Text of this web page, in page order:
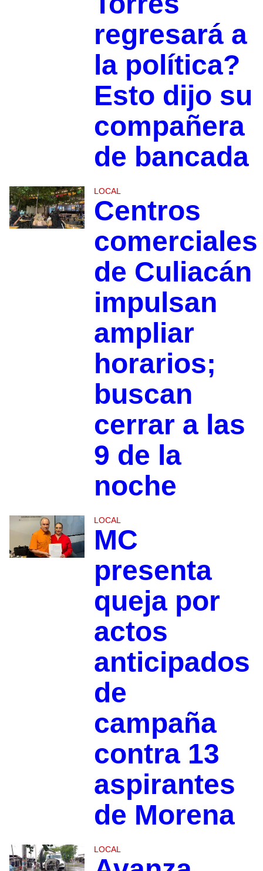
regresará a
la política?
Esto dijo su
compañera
de bancada
LOCAL
Centros
comerciales
de Culiacán
impulsan
ampliar
horarios;
buscan
cerrar a las
9 de la
noche
LOCAL
MC
presenta
queja por
actos
anticipados
de
campaña
contra 13
aspirantes
de Morena
LOCAL